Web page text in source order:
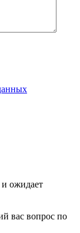
ожидает
вас вопрос по